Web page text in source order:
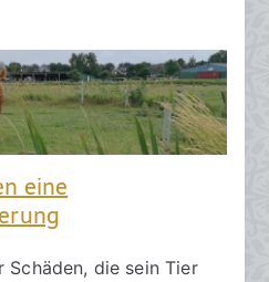
eine
Schäden, die sein Tier